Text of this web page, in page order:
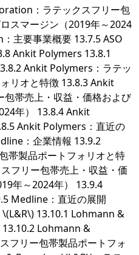
：ラテックスフリー包
スマージン（2019年～2024
主要事業概要 13.7.5 ASO
Ankit Polymers 13.8.1
Ankit Polymers：ラテッ
リオと特徴 13.8.3 Ankit
帯売上・収益・価格および
年） 13.8.4 Ankit
Ankit Polymers：直近の
：企業情報 13.9.2
帯製品ポートフォリオと特
フリー包帯売上・収益・価
年～2024年） 13.9.4
Medline：直近の展開
13.10.1 Lohmann &
Lohmann &
フリー包帯製品ポートフォ